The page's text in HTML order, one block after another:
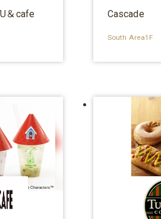
＆cafe Cascade
South Area1F